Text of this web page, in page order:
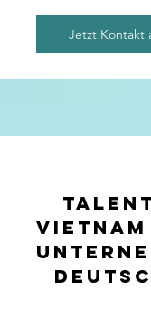
Jetzt Kontakt